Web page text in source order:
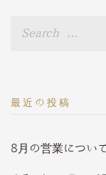
最近の投稿
8月の営業につい